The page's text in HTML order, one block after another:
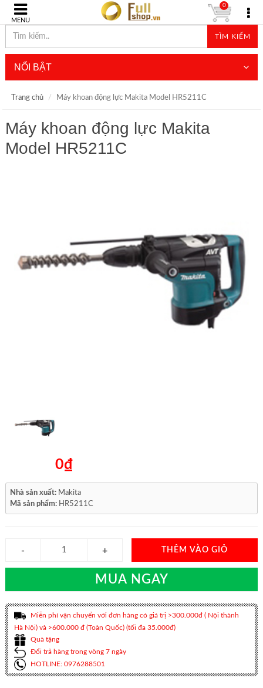
MENU
TÌM KIẾM
0
NỔI BẬT
Trang chủ Máy khoan động lực Makita Model HR5211C
Máy khoan động lực Makita
Model HR5211C
0₫
Nhà sản xuất: Makita
Mã sản phẩm: HR5211C
THÊM VÀO GIỎ
MUA NGAY
Miễn phí vận chuyển với đơn hàng có giá trị >300.000đ ( Nội thành
Hà Nội) và >600.000 đ (Toàn Quốc) (tối đa 35.000đ)
Quà tặng
Đổi trả hàng trong vòng 7 ngày
HOTLINE: 0976288501